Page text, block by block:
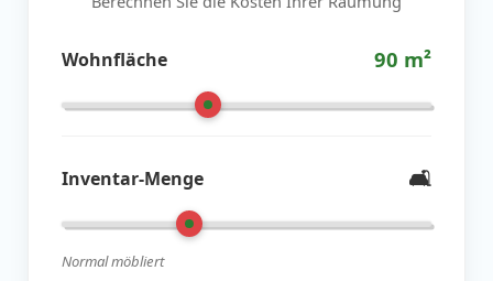
Wohnfläche 90 m²
Inventar-Menge 🛋️
Normal möbliert